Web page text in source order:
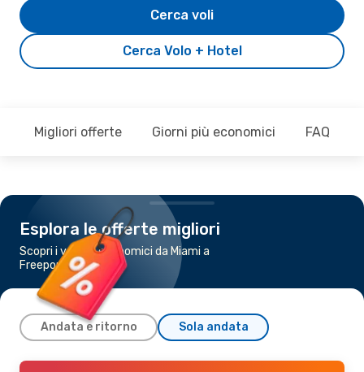
Cerca Volo + Hotel
Cerca voli
Migliori offerte Giorni più economici FAQ
Esplora le offerte migliori
Scopri i voli più economici da Miami a
Freeport
Andata e ritorno Sola andata